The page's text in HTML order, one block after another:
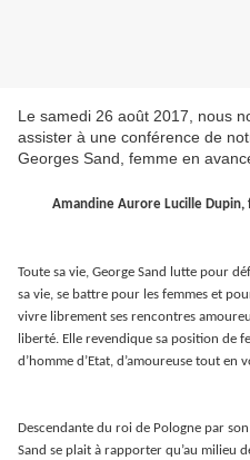
Le samedi 26 août 2017, nous
assister à une conférence de
Georges Sand, femme en
Amandine Aurore Lucille
Toute sa vie, George Sand lutte pour
sa vie, se battre pour les femmes et
vivre librement ses rencontres
liberté. Elle revendique sa position de
d’homme d’Etat, d’amoureuse tout en
Descendante du roi de Pologne par
Sand se plait à rapporter qu’au milieu